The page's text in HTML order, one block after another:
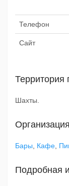
Телефон
Сайт
Территория
Шахты.
Бары Кафе
Подробная